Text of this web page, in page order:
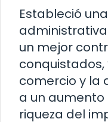
Estableció
un mejor
comercio y la
a un aumento
riqueza del